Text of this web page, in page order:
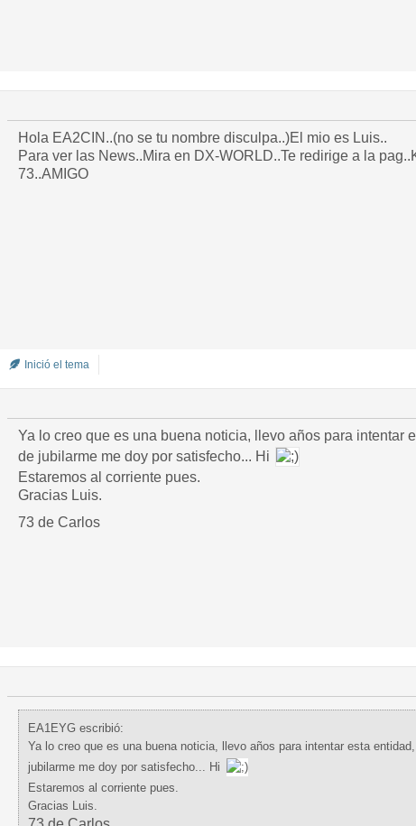
Hola EA2CIN..(no se tu nombre disculpa..)El mio es Luis..
Para ver las News..Mira en DX-WORLD..Te redirige a la
73..AMIGO
Inició el tema
Ya lo creo que es una buena noticia, llevo años para intentar
de jubilarme me doy por satisfecho... Hi
Estaremos al corriente pues.
Gracias Luis.
73 de Carlos
EA1EYG escribió:
Ya lo creo que es una buena noticia, llevo años para intentar esta
jubilarme me doy por satisfecho... Hi
Estaremos al corriente pues.
Gracias Luis.